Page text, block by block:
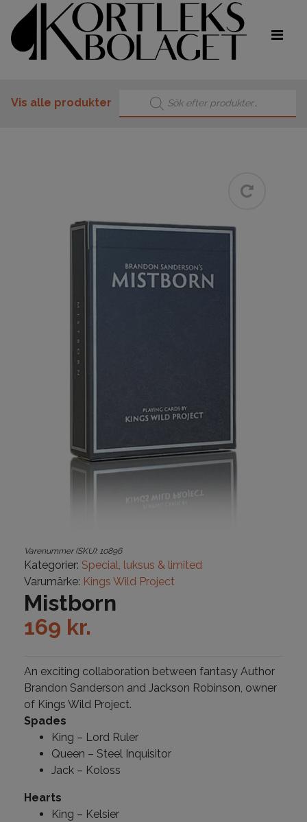
Vis alle produkter
Products search
Varenummer (SKU): 10896
Kategorier: Special, luksus & limited
Varumärke: Kings Wild Project
Mistborn
169 kr.
An exciting collaboration between fantasy Author
Brandon Sanderson and Jackson Robinson, owner
of Kings Wild Project.
Spades
King – Lord Ruler
Queen – Steel Inquisitor
Jack – Koloss
Hearts
King – Kelsier